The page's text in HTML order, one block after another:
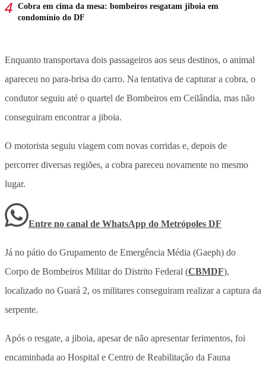
Cobra em cima da mesa: bombeiros resgatam jiboia em
condomínio do DF
Enquanto transportava dois passageiros aos seus destinos, o animal
apareceu no para-brisa do carro. Na tentativa de capturar a cobra, o
condutor seguiu até o quartel de Bombeiros em Ceilândia, mas não
conseguiram encontrar a jiboia.
O motorista seguiu viagem com novas corridas e, depois de
percorrer diversas regiões, a cobra pareceu novamente no mesmo
lugar.
Entre no canal de WhatsApp do Metrópoles DF
Já no pátio do Grupamento de Emergência Média (Gaeph) do
Corpo de Bombeiros Militar do Distrito Federal (CBMDF),
localizado no Guará 2, os militares conseguiram realizar a captura da
serpente.
Após o resgate, a jiboia, apesar de não apresentar ferimentos, foi
encaminhada ao Hospital e Centro de Reabilitação da Fauna